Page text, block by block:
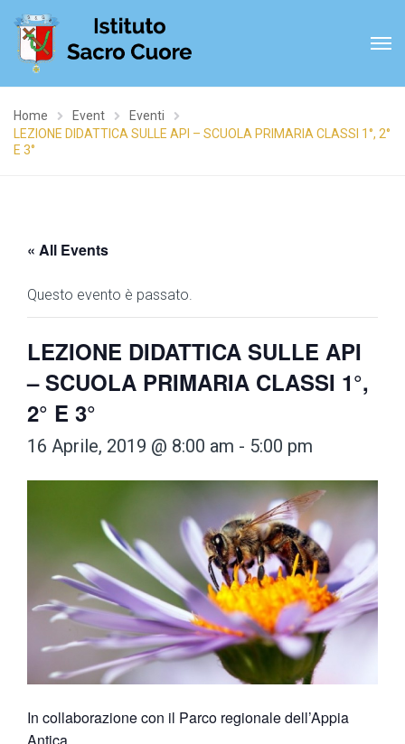
Home Event
Eventi
LEZIONE DIDATTICA SULLE API – SCUOLA PRIMARIA CLASSI 1°, 2°
E 3°
« All Events
Questo evento è passato.
LEZIONE DIDATTICA SULLE API
– SCUOLA PRIMARIA CLASSI 1°,
2° E 3°
16 Aprile, 2019 @ 8:00 am - 5:00 pm
In collaborazione con il Parco regionale dell’Appia